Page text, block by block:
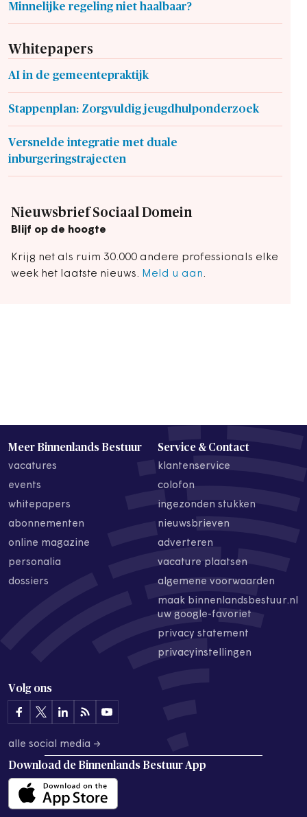
Minnelijke regeling niet haalbaar?
Whitepapers
AI in de gemeentepraktijk
Stappenplan: Zorgvuldig jeugdhulponderzoek
Versnelde integratie met duale
inburgeringstrajecten
Nieuwsbrief Sociaal Domein
Blijf op de hoogte
Krijg net als ruim 30.000 andere professionals elke
week het laatste nieuws. Meld u aan.
Meer Binnenlands Bestuur
vacatures
events
whitepapers
abonnementen
online magazine
personalia
dossiers
Service & Contact
klantenservice
colofon
ingezonden stukken
nieuwsbrieven
adverteren
vacature plaatsen
algemene voorwaarden
maak binnenlandsbestuur.nl
uw google-favoriet
privacy statement
privacyinstellingen
Volg ons
alle social media →
Download de Binnenlands Bestuur App